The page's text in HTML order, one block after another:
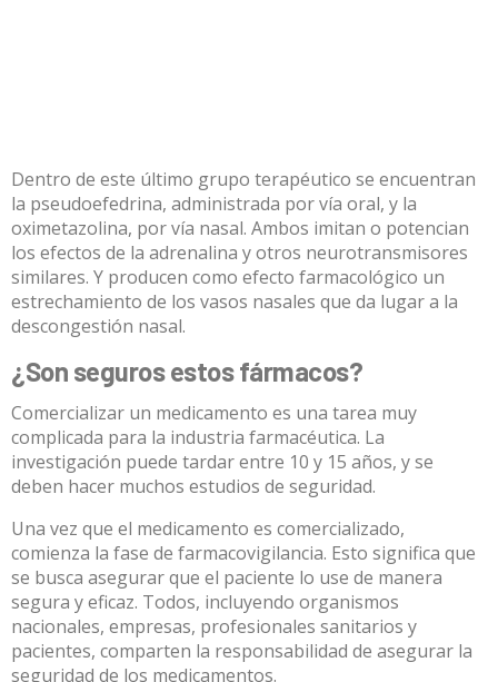
Dentro de este último grupo terapéutico se encuentran
la pseudoefedrina, administrada por vía oral, y la
oximetazolina, por vía nasal. Ambos imitan o potencian
los efectos de la adrenalina y otros neurotransmisores
similares. Y producen como efecto farmacológico un
estrechamiento de los vasos nasales que da lugar a la
descongestión nasal.
¿Son seguros estos fármacos?
Comercializar un medicamento es una tarea muy
complicada para la industria farmacéutica. La
investigación puede tardar entre 10 y 15 años, y se
deben hacer muchos estudios de seguridad.
Una vez que el medicamento es comercializado,
comienza la fase de farmacovigilancia. Esto significa que
se busca asegurar que el paciente lo use de manera
segura y eficaz. Todos, incluyendo organismos
nacionales, empresas, profesionales sanitarios y
pacientes, comparten la responsabilidad de asegurar la
seguridad de los medicamentos.